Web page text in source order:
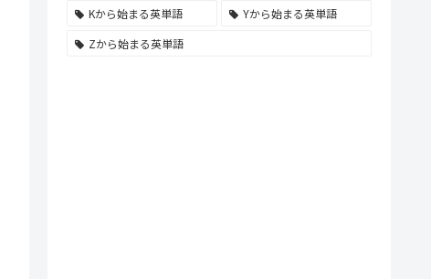
Kから始まる英単語
Yから始まる英単語
Zから始まる英単語